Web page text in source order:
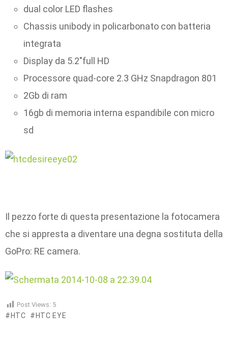
dual color LED flashes
Chassis unibody in policarbonato con batteria
integrata
Display da 5.2″full HD
Processore quad-core 2.3 GHz Snapdragon 801
2Gb di ram
16gb di memoria interna espandibile con micro
sd
Il pezzo forte di questa presentazione la fotocamera
che si appresta a diventare una degna sostituta della
GoPro: RE camera.
Post Views: 5
HTC HTC EYE